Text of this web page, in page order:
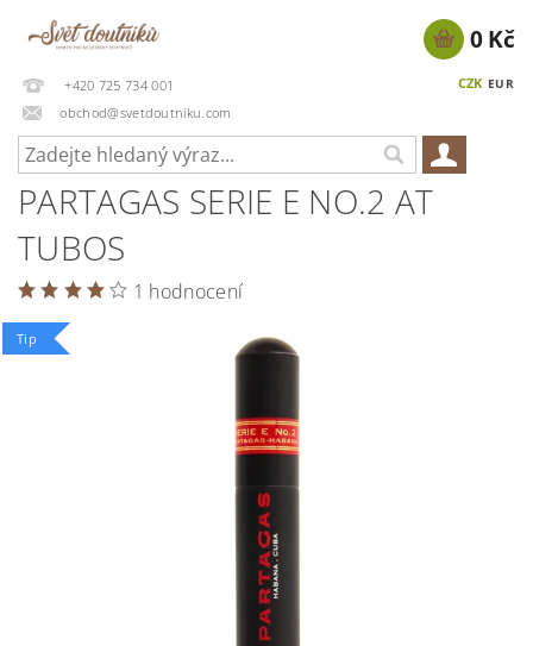
+420 725 734 001
obchod@svetdoutniku.com
CZK EUR
0 Kč
PARTAGAS SERIE E NO.2 AT
TUBOS
1 hodnocení
Tip